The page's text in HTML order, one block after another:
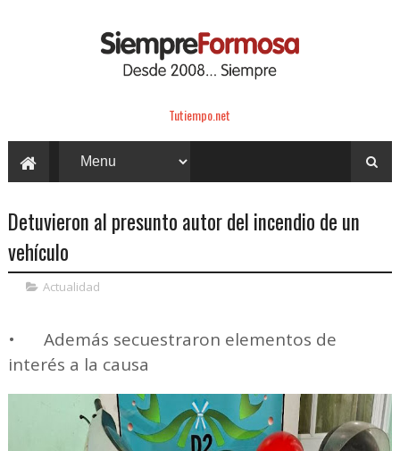
Tutiempo.net
Detuvieron al presunto autor del incendio de un
vehículo
Actualidad
•
Además secuestraron elementos de
interés a la causa